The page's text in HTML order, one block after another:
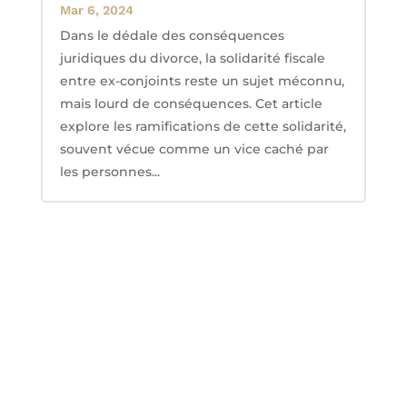
Mar 6, 2024
Dans le dédale des conséquences
juridiques du divorce, la solidarité fiscale
entre ex-conjoints reste un sujet méconnu,
mais lourd de conséquences. Cet article
explore les ramifications de cette solidarité,
souvent vécue comme un vice caché par
les personnes...